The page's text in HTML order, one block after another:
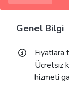
Genel Bilgi
Fiyatlara
Ücretsiz
hizmeti